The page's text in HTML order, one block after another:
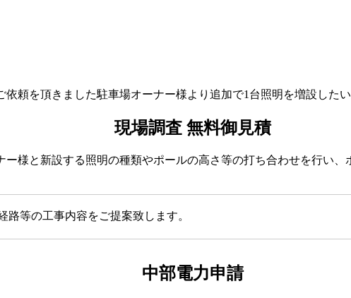
頼を頂きました駐車場オーナー様より追加で1台照明を増設した
現場調査 無料御見積
様と新設する照明の種類やポールの高さ等の打ち合わせを行い
等の工事内容をご提案致します。
中部電力申請